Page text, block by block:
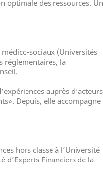
optimale des ressources. Un
sociaux (Universités
réglementaires, la
auprès d’acteurs
Depuis, elle accompagne
hors classe à l’Université
d’Experts Financiers de la